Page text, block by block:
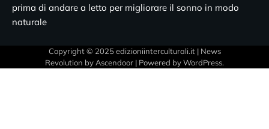
prima di andare a letto per migliorare il sonno in modo
naturale
Copyright © 2025 edizioniinterculturali.it | News
Revolution byAscendoor | Powered byWordPress.